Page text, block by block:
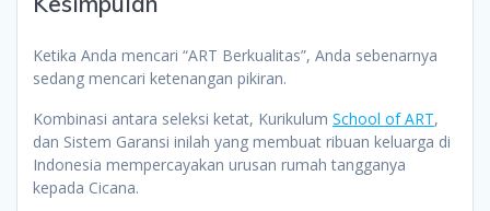
Ketika Anda mencari “ART Berkualitas”, Anda sebenarnya
sedang mencari ketenangan pikiran.
Kombinasi antara seleksi ketat, Kurikulum School of ART,
dan Sistem Garansi inilah yang membuat ribuan keluarga di
Indonesia mempercayakan urusan rumah tangganya
kepada Cicana.